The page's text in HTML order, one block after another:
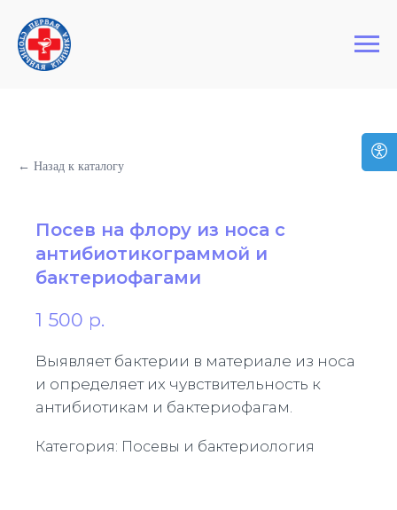
Первая Столичная Клиника
← Назад к каталогу
Посев на флору из носа с
антибиотикограммой и
бактериофагами
1 500 р.
Выявляет бактерии в материале из носа
и определяет их чувствительность к
антибиотикам и бактериофагам.
Категория: Посевы и бактериология